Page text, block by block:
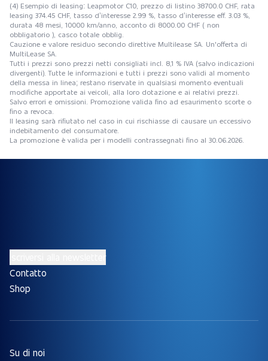
(4) Esempio di leasing: Leapmotor C10, prezzo di listino 38700.0 CHF, rata
leasing 374.45 CHF, tasso d’interesse 2.99 %, tasso d’interesse eff. 3.03 %,
durata 48 mesi, 10000 km/anno, acconto di 8000.00 CHF ( non
obbligatorio ), casco totale obblig.
Cauzione e valore residuo secondo direttive Multilease SA. Un'offerta di
MultiLease SA.
Tutti i prezzi sono prezzi netti consigliati incl. 8,1 % IVA (salvo indicazioni
divergenti). Tutte le informazioni e tutti i prezzi sono validi al momento
della messa in linea; restano riservate in qualsiasi momento eventuali
modifiche apportate ai veicoli, alla loro dotazione e ai relativi prezzi.
Salvo errori e omissioni. Promozione valida fino ad esaurimento scorte o
fino a revoca.
Il leasing sarà rifiutato nel caso in cui rischiasse di causare un eccessivo
indebitamento del consumatore.
La promozione è valida per i modelli contrassegnati fino al 30.06.2026.
Contatto
Shop
Su di noi